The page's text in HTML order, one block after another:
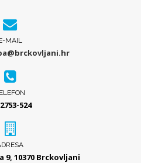
MAIL
524
9, 10370 Brckovljani